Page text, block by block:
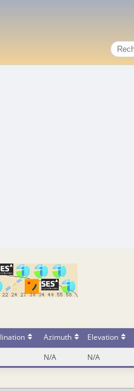
Azimuth Elevation
N/A N/A